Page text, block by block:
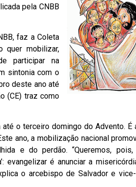
pela CNBB
faz a Coleta
quer mobilizar,
participar na
sintonia com o
deste ano até
(CE) traz como
o terceiro domingo do Advento. É
ano, a mobilização nacional
e do perdão. “Queremos, pois,
evangelizar é anunciar a
o arcebispo de Salvador e